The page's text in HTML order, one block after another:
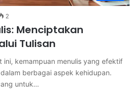
2
Menciptakan
Tulisan
ini, kemampuan menulis yang efektif
berbagai aspek kehidupan.
untuk…